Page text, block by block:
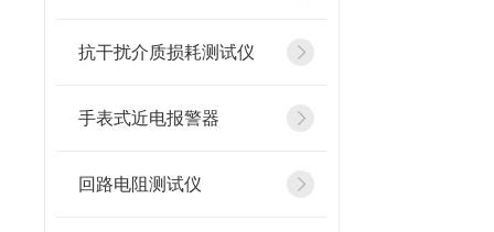
抗干扰介质损耗测试仪
手表式近电报警器
回路电阻测试仪